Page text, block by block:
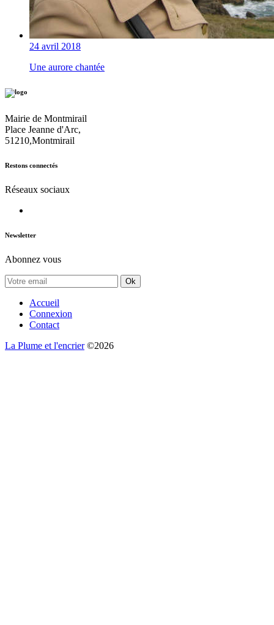
24 avril 2018
Une aurore chantée
Mairie de Montmirail
Place Jeanne d'Arc,
51210,Montmirail
Restons connectés
Réseaux sociaux
Newsletter
Abonnez vous
Ok
Accueil
Connexion
Contact
La Plume et l'encrier©2026